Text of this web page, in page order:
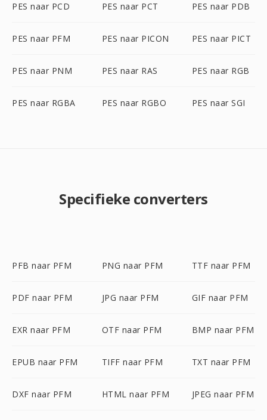
PES naar PCD PES naar PCT PES naar PDB
PES naar PFM PES naar PICON PES naar PICT
PES naar PNM PES naar RAS PES naar RGB
PES naar RGBA PES naar RGBO PES naar SGI
Specifieke converters
PFB naar PFM PNG naar PFM TTF naar PFM
PDF naar PFM JPG naar PFM GIF naar PFM
EXR naar PFM OTF naar PFM BMP naar PFM
EPUB naar PFM TIFF naar PFM TXT naar PFM
DXF naar PFM HTML naar PFM JPEG naar PFM